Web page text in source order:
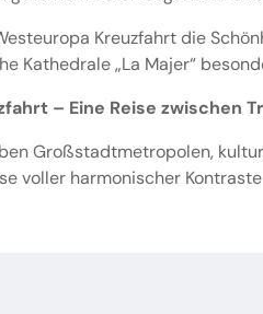
Kreuzfahrt die
Kathedrale „La Majer“
– Eine Reise zwischen
Großstadtmetropolen,
voller harmonischer Kontraste